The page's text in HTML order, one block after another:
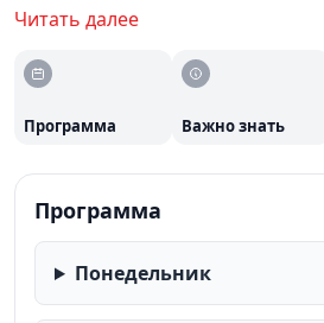
прогулки по городу, а также
программе. В день заезда
Читать далее
Программа Важно знать
Программа
Понедельник